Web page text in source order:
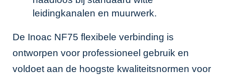
leidingkanalen en muurwerk.
De Inoac NF75 flexibele verbinding is
ontworpen voor professioneel gebruik en
voldoet aan de hoogste kwaliteitsnormen voor